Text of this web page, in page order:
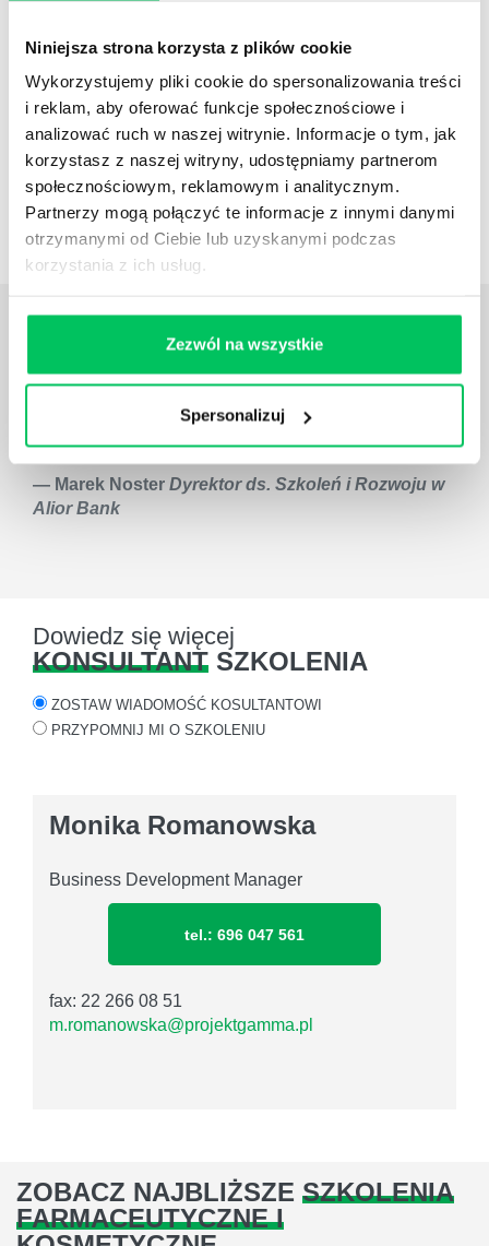
Niniejsza strona korzysta z plików cookie
Wykorzystujemy pliki cookie do spersonalizowania treści
i reklam, aby oferować funkcje społecznościowe i
analizować ruch w naszej witrynie. Informacje o tym, jak
korzystasz z naszej witryny, udostępniamy partnerom
społecznościowym, reklamowym i analitycznym.
Partnerzy mogą połączyć te informacje z innymi danymi
otrzymanymi od Ciebie lub uzyskanymi podczas
korzystania z ich usług.
Zezwól na wszystkie
Spersonalizuj
wdrożenia(follow up)
4
Zgodnie z badaniami przeprowadzonymi przez
amerykańskie centrum Center for American
Progress, koszt zastąpienia pracowników
wynosiokoło 16%ich rocznego
wynagrodzenia.W przypadku menadżera
zwiększa się do 100%.
Szkolenie związane z:
OPINIEO SZKOLENIACH
Projekt został oceniony wysoko, zarówno pod
atmosfery oraz zaangażowania i komunikatywności
wszystkich trzech trenerów prowadzących szkolenie.
Marek Noster Dyrektor ds. Szkoleń i Rozwoju w
Alior Bank
Dowiedz się więcej
KONSULTANT SZKOLENIA
ZOSTAW WIADOMOŚĆ KOSULTANTOWI
PRZYPOMNIJ MI O SZKOLENIU
Monika Romanowska
Business Development Manager
tel.: 696 047 561
fax: 22 266 08 51
m.romanowska@projektgamma.pl
ZOBACZ NAJBLIŻSZE SZKOLENIA
FARMACEUTYCZNE I